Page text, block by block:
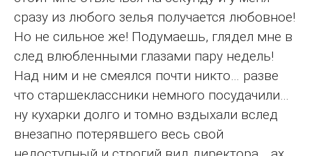
сразу из любого зелья получается любовное!
Но не сильное же! Подумаешь, глядел мне в
след влюбленными глазами пару недель!
Над ним и не смеялся почти никто… разве
что старшеклассники немного посудачили…
ну кухарки долго и томно вздыхали вслед
внезапно потерявшего весь свой